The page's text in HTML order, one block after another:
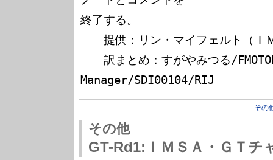
終了する。
提供：リン・マイフェルト（Ｉ
訳まとめ：すがやみつる/
その
その他
GT-Rd1:ＩＭＳＡ・ＧＴチ